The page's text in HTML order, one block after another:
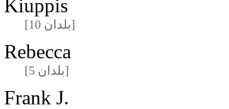
Kiuppis
[10 بلدان]
Rebecca
[5 بلدان]
Frank J.